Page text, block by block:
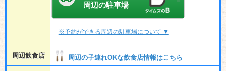
周辺の駐車場
※予約ができる周辺の駐車場について ▼
周辺飲食店 周辺の子連れOKな飲食店情報はこちら